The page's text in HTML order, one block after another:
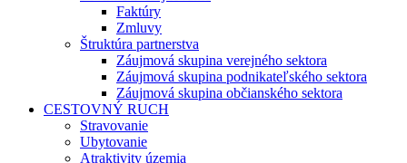
Faktúry
Zmluvy
Štruktúra partnerstva
Záujmová skupina verejného sektora
Záujmová skupina podnikateľského sektora
Záujmová skupina občianského sektora
CESTOVNÝ RUCH
Stravovanie
Ubytovanie
Atraktivity územia